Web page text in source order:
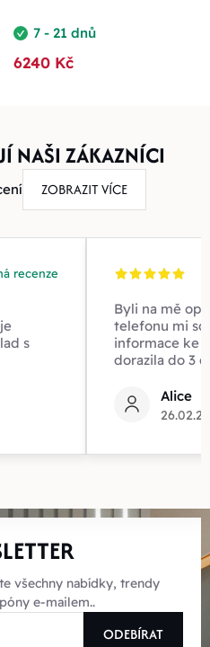
7 - 21 dnů
6240 Kč
NAŠI ZÁKAZNÍCI
ZOBRAZIT VÍCE
recenze
s
Byli na mě
telefonu mi
informace ke
dorazila do 3
Alice
všechny nabídky, trendy
e-mailem..
ODEBÍRAT